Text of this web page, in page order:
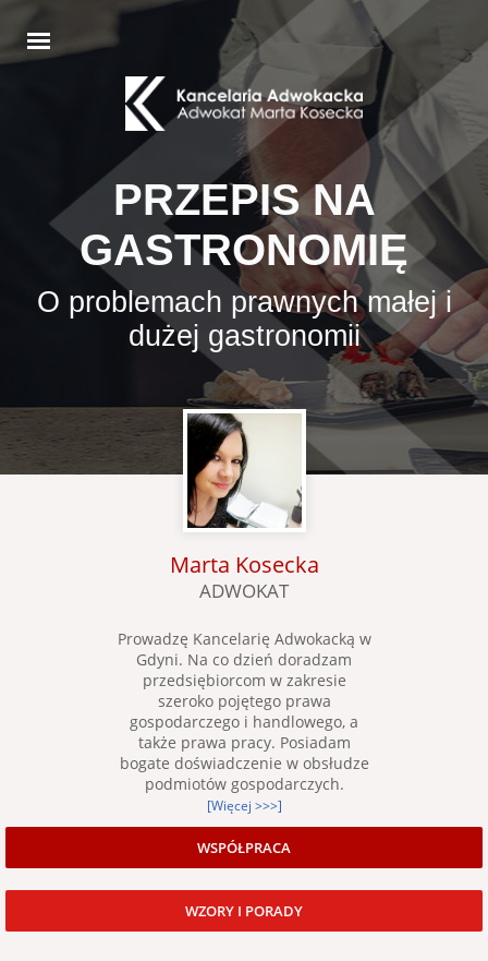
PRZEPIS NA
GASTRONOMIĘ
O problemach prawnych małej i
dużej gastronomii
Marta Kosecka
ADWOKAT
Prowadzę Kancelarię Adwokacką w
Gdyni. Na co dzień doradzam
przedsiębiorcom w zakresie
szeroko pojętego prawa
gospodarczego i handlowego, a
także prawa pracy. Posiadam
bogate doświadczenie w obsłudze
podmiotów gospodarczych.
[Więcej >>>]
WSPÓŁPRACA
WZORY I PORADY